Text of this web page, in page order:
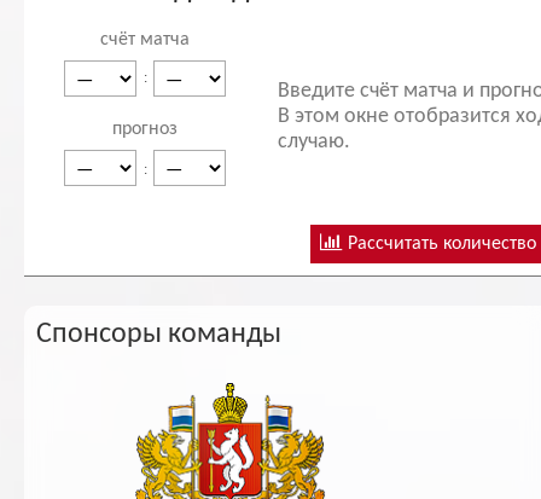
счёт матча
Введите счёт матча и
В этом окне отобразится
случаю.
:
прогноз
:
Рассчитать
Спонсоры команды